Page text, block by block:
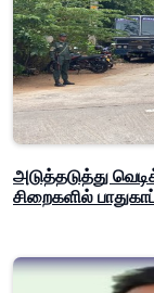
அடுத்தடுத்து
சிறைகளில்